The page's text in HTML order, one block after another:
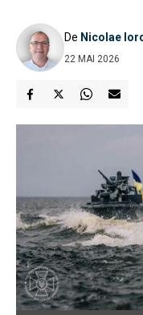
De Nicolae
22 MAI 2026